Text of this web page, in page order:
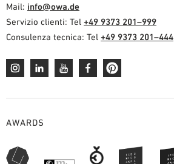
Mail: info@owa.de
Servizio clienti: Tel +49 9373 201–999
Consulenza tecnica: Tel +49 9373 201–444
AWARDS